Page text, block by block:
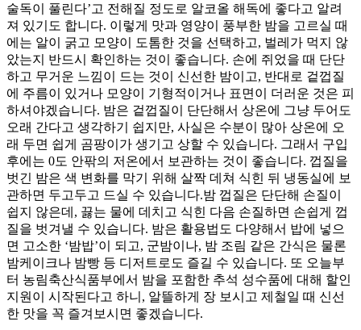
술독이 풀린다’고 전해질 정도로 알코올 해독에 좋다고 알려
져 있기도 합니다. 이렇게 맛과 영양이 풍부한 밤을 고르실 때
에는 알이 굵고 모양이 도톰한 것을 선택하고, 벌레가 먹지 않
았는지 반드시 확인하는 것이 좋습니다. 손에 쥐었을 때 단단
하고 무거운 느낌이 드는 것이 신선한 밤이고, 반대로 겉껍질
에 주름이 있거나 모양이 기형적이거나 표면이 더러운 것은 피
하셔야겠습니다. 밤은 겉껍질이 단단해서 상온에 그냥 두어도
오래 간다고 생각하기 쉽지만, 사실은 수분이 많아 상온에 오
래 두면 쉽게 곰팡이가 생기고 상할 수 있습니다. 그래서 구입
후에는 0도 안팎의 저온에서 보관하는 것이 좋습니다. 껍질을
벗긴 밤은 색 변화를 막기 위해 살짝 데쳐 식힌 뒤 냉동실에 보
관하면 두고두고 드실 수 있습니다.밤 껍질은 단단해 손질이
쉽지 않은데, 끓는 물에 데치고 식힌 다음 손질하면 손쉽게 껍
질을 벗겨낼 수 있습니다. 밤은 활용법도 다양해서 밥에 넣으
면 고소한 ‘밤밥’이 되고, 군밤이나, 밤 조림 같은 간식은 물론
밤케이크나 밤빵 등 디저트로도 즐길 수 있습니다. 또 오늘부
터 농림축산식품부에서 밤을 포함한 추석 성수품에 대해 할인
지원이 시작된다고 하니, 알뜰하게 장 보시고 제철일 때 신선
한 맛을 꼭 즐겨보시면 좋겠습니다.